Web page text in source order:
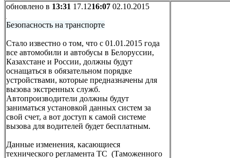
обновлено в 13:31 17.1216:07 02.10.2015
Безопасность на транспорте
Стало известно о том, что с 01.01.2015 года
все автомобили и автобусы в Белоруссии,
Казахстане и России, должны будут
оснащаться в обязательном порядке
устройствами, которые предназначены для
вызова экстренных служб.
Автопроизводители должны будут
заниматься установкой данных систем за
свой счет, а вот доступ к самой системе
вызова для водителей будет бесплатным.
Данные изменения, касающиеся
технического регламента ТС (Таможенного